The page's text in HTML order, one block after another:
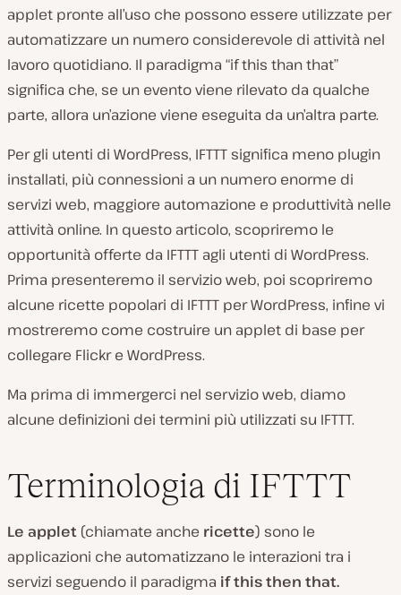
applet pronte all’uso che possono essere utilizzate per
automatizzare un numero considerevole di attività nel
lavoro quotidiano. Il paradigma “if this than that”
significa che, se un evento viene rilevato da qualche
parte, allora un’azione viene eseguita da un’altra parte.
Per gli utenti di WordPress, IFTTT significa meno plugin
installati, più connessioni a un numero enorme di
servizi web, maggiore automazione e produttività nelle
attività online. In questo articolo, scopriremo le
opportunità offerte da IFTTT agli utenti di WordPress.
Prima presenteremo il servizio web, poi scopriremo
alcune ricette popolari di IFTTT per WordPress, infine vi
mostreremo come costruire un applet di base per
collegare Flickr e WordPress.
Ma prima di immergerci nel servizio web, diamo
alcune definizioni dei termini più utilizzati su IFTTT.
Terminologia di IFTTT
Le applet (chiamate anche ricette) sono le
applicazioni che automatizzano le interazioni tra i
servizi seguendo il paradigma if this then that.